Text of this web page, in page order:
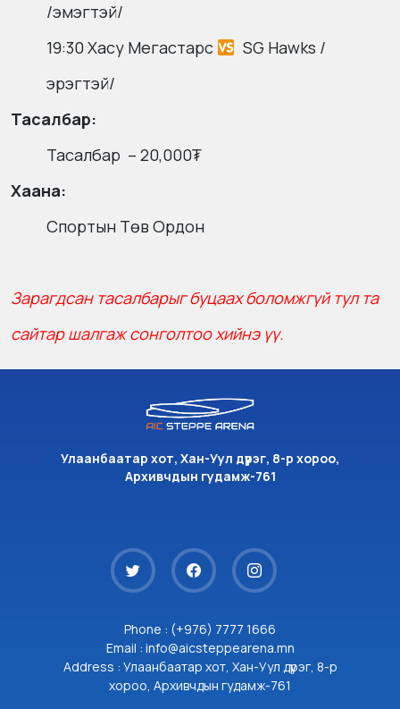
/эмэгтэй/
19:30 Хасу Мегастарс
SG Hawks /
эрэгтэй/
Тасалбар:
Тасалбар – 20,000₮
Хаана:
Спортын Төв Ордон
Зарагдсан тасалбарыг буцаах боломжгүй тул та
сайтар шалгаж сонголтоо хийнэ үү.
Улаанбаатар хот, Хан-Уул дүүрэг, 8-р хороо,
Архивчдын гудамж-761
Phone : (+976) 7777 1666
Email : info@aicsteppearena.mn
Address : Улаанбаатар хот, Хан-Уул дүүрэг, 8-р
хороо, Архивчдын гудамж-761